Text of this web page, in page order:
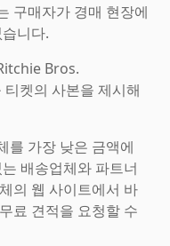
구매자가 경매 현장에
니다.
Bros.
켓의 사본을 제시해
를 가장 낮은 금액에
배송업체와 파트너
의 웹 사이트에서 바
료 견적을 요청할 수